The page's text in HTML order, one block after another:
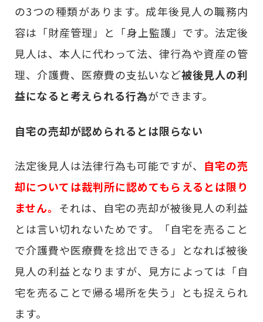
の3つの種類があります。成年後見人の職務内
容は「財産管理」と「身上監護」です。法定後
見人は、本人に代わって法、律行為や資産の管
理、介護費、医療費の支払いなど被後見人の利
益になると考えられる行為ができます。
自宅の売却が認められるとは限らない
法定後見人は法律行為も可能ですが、 自宅の売
却については裁判所に認めてもらえるとは限り
ません。 それは、自宅の売却が被後見人の利益
とは言い切れないためです。「自宅を売ること
で介護費や医療費を捻出できる」となれば被後
見人の利益となりますが、見方によっては「自
宅を売ることで帰る場所を失う」とも捉えられ
ます。